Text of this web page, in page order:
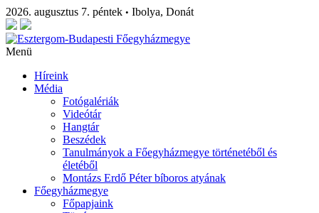
2026. augusztus 7. péntek • Ibolya, Donát
Menü
Híreink
Média
Fotógalériák
Videótár
Hangtár
Beszédek
Tanulmányok a Főegyházmegye történetéből és
életéből
Montázs Erdő Péter bíboros atyának
Főegyházmegye
Főpapjaink